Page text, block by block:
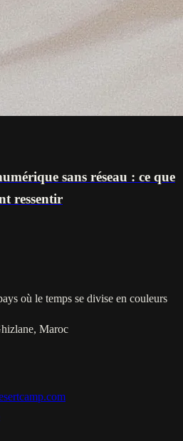
sans réseau : ce que
ressentir
où le temps se divise en couleurs
Maroc